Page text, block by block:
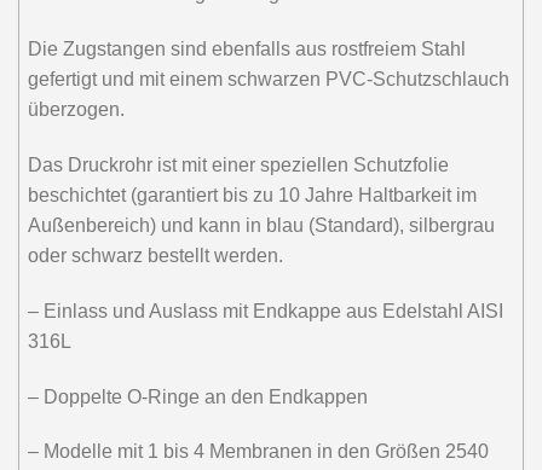
Die Zugstangen sind ebenfalls aus rostfreiem Stahl
gefertigt und mit einem schwarzen PVC-Schutzschlauch
überzogen.
Das Druckrohr ist mit einer speziellen Schutzfolie
beschichtet (garantiert bis zu 10 Jahre Haltbarkeit im
Außenbereich) und kann in blau (Standard), silbergrau
oder schwarz bestellt werden.
– Einlass und Auslass mit Endkappe aus Edelstahl AISI
316L
– Doppelte O-Ringe an den Endkappen
– Modelle mit 1 bis 4 Membranen in den Größen 2540